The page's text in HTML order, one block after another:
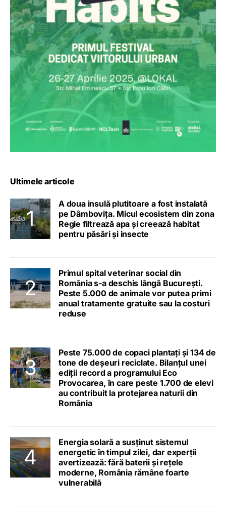
Ultimele articole
A doua insulă plutitoare a fost instalată
pe Dâmbovița. Micul ecosistem din zona
Regie filtrează apa și creează habitat
pentru păsări și insecte
Primul spital veterinar social din
România s-a deschis lângă București.
Peste 5.000 de animale vor putea primi
anual tratamente gratuite sau la costuri
reduse
Peste 75.000 de copaci plantați și 134 de
tone de deșeuri reciclate. Bilanțul unei
ediții record a programului Eco
Provocarea, în care peste 1.700 de elevi
au contribuit la protejarea naturii din
România
Energia solară a susținut sistemul
energetic în timpul zilei, dar experții
avertizează: fără baterii și rețele
moderne, România rămâne foarte
vulnerabilă